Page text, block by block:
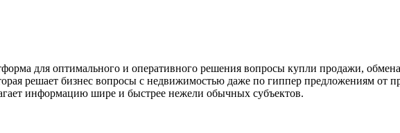
для оптимального и оперативного решения вопросы купли продажи,
решает бизнес вопросы с недвижимостью даже по гиппер предложениям от
информацию шире и быстрее нежели обычных субъектов.